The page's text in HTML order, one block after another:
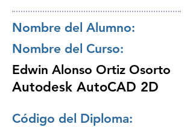
Nombre del Alumno:
Nombre del Curso:
Edwin Alonso Ortiz Osorto
Autodesk AutoCAD 2D
Código del Diploma: